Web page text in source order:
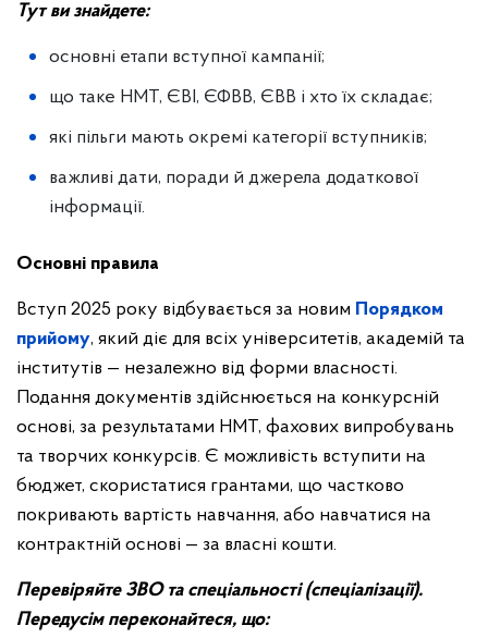
Тут ви знайдете:
основні етапи вступної кампанії;
що таке НМТ, ЄВІ, ЄФВВ, ЄВВ і хто їх складає;
які пільги мають окремі категорії вступників;
важливі дати, поради й джерела додаткової
інформації.
Основні правила
Вступ 2025 року відбувається за новим Порядком
прийому, який діє для всіх університетів, академій та
інститутів — незалежно від форми власності.
Подання документів здійснюється на конкурсній
основі, за результатами НМТ, фахових випробувань
та творчих конкурсів. Є можливість вступити на
бюджет, скористатися грантами, що частково
покривають вартість навчання, або навчатися на
контрактній основі — за власні кошти.
Перевіряйте ЗВО та спеціальності (спеціалізації).
Передусім переконайтеся, що: